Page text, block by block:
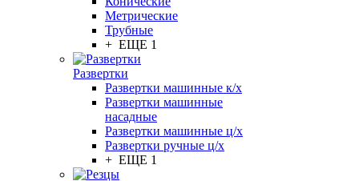
Метрические
Трубные
+ ЕЩЕ 1
Развертки
Развертки машинные к/х
Развертки машинные
насадные
Развертки машинные ц/х
Развертки ручные ц/х
+ ЕЩЕ 1